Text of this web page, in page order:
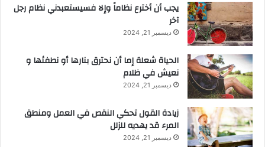
يجب أن أخترع نظاماً وإلا فسيستعبدني نظام رجل
آخر
ديسمبر 21, 2024
الحياة شعلة إما أن نحترق بنارها أو نطفئها و
نعيش في ظلام
ديسمبر 21, 2024
زيادة القول تحكي النقص في العمل ومنطق
المرء قد يهديه للزلل
ديسمبر 21, 2024